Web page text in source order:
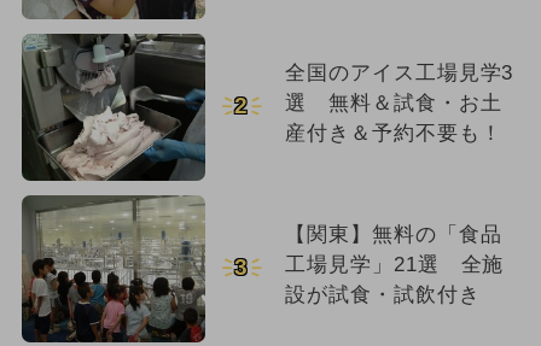
2
全国のアイス工場見学3
選 無料＆試食・お土
産付き＆予約不要も！
3
【関東】無料の「食品
工場見学」21選 全施
設が試食・試飲付き